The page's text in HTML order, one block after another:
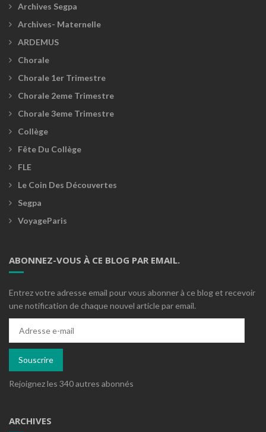
Archives Segpa
Archives- Maternelle
ARDEMUS
Chorale
Chorale 1er Trimestre
Chorale 2eme Trimestre
Chorale 3eme Trimestre
Collège
Fête Du Collège
FLE
Le Coin Des Découvertes
Segpa
VoyageParis
ABONNEZ-VOUS À CE BLOG PAR EMAIL.
Entrez votre adresse email pour vous abonner à ce blog et recevoir
une notification de chaque nouvel article par email.
mail
Souscrire
Rejoignez les 340 autres abonnés
ARCHIVES